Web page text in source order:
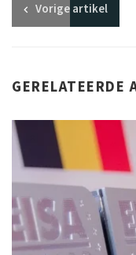
Vorigeartikel
GERELATEERDE